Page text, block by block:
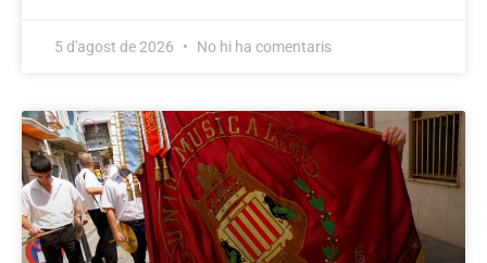
5 d'agost de 2026 No hi ha comentaris